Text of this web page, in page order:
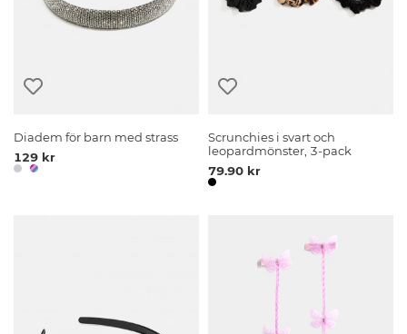
Diadem för barn med strass
129 kr
Scrunchies i svart och
leopardmönster, 3-pack
79.90 kr